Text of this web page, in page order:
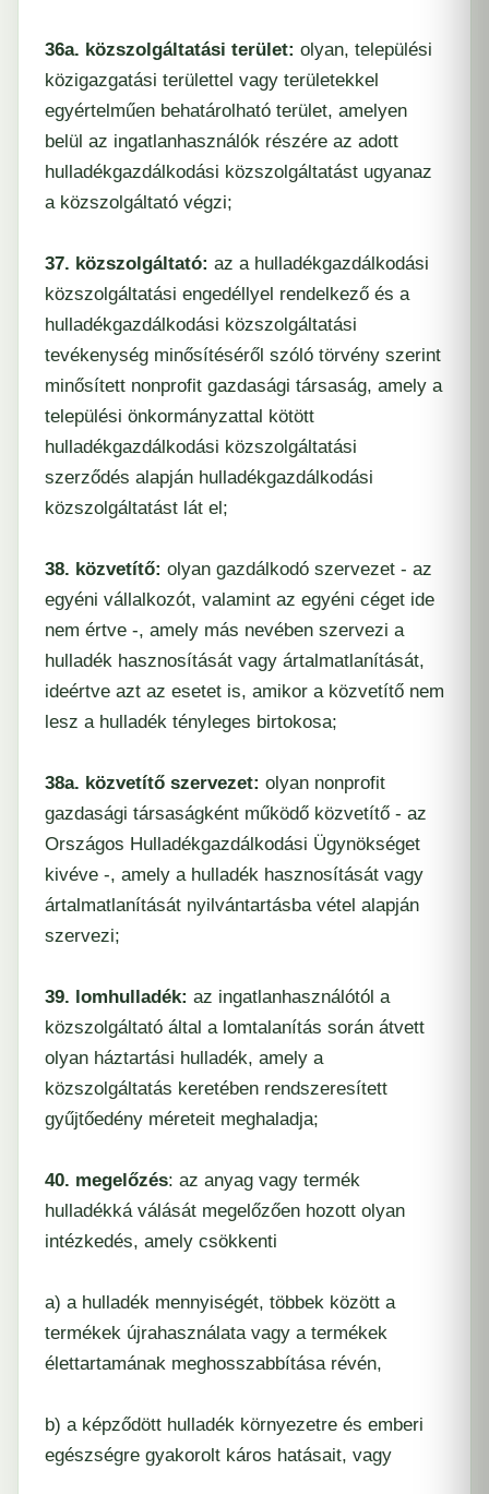
36a. közszolgáltatási terület: olyan, települési
közigazgatási területtel vagy területekkel
egyértelműen behatárolható terület, amelyen
belül az ingatlanhasználók részére az adott
hulladékgazdálkodási közszolgáltatást ugyanaz
a közszolgáltató végzi;
37. közszolgáltató: az a hulladékgazdálkodási
közszolgáltatási engedéllyel rendelkező és a
hulladékgazdálkodási közszolgáltatási
tevékenység minősítéséről szóló törvény szerint
minősített nonprofit gazdasági társaság, amely a
települési önkormányzattal kötött
hulladékgazdálkodási közszolgáltatási
szerződés alapján hulladékgazdálkodási
közszolgáltatást lát el;
38. közvetítő: olyan gazdálkodó szervezet - az
egyéni vállalkozót, valamint az egyéni céget ide
nem értve -, amely más nevében szervezi a
hulladék hasznosítását vagy ártalmatlanítását,
ideértve azt az esetet is, amikor a közvetítő nem
lesz a hulladék tényleges birtokosa;
38a. közvetítő szervezet: olyan nonprofit
gazdasági társaságként működő közvetítő - az
Országos Hulladékgazdálkodási Ügynökséget
kivéve -, amely a hulladék hasznosítását vagy
ártalmatlanítását nyilvántartásba vétel alapján
szervezi;
39. lomhulladék: az ingatlanhasználótól a
közszolgáltató által a lomtalanítás során átvett
olyan háztartási hulladék, amely a
közszolgáltatás keretében rendszeresített
gyűjtőedény méreteit meghaladja;
40. megelőzés: az anyag vagy termék
hulladékká válását megelőzően hozott olyan
intézkedés, amely csökkenti
a) a hulladék mennyiségét, többek között a
termékek újrahasználata vagy a termékek
élettartamának meghosszabbítása révén,
b) a képződött hulladék környezetre és emberi
egészségre gyakorolt káros hatásait, vagy